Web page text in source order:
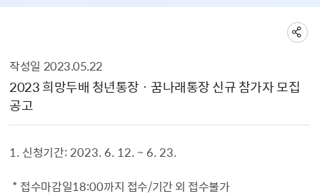
작성일 2023.05.22
2023 희망두배 청년통장 · 꿈나래통장 신규 참가자 모집
공고
1. 신청기간: 2023. 6. 12. ~ 6. 23.
* 접수마감일18:00까지 접수/기간 외 접수불가